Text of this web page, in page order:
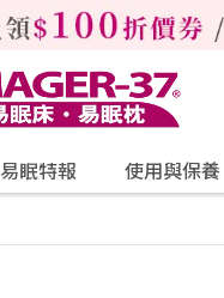
易眠特報 使用與保養